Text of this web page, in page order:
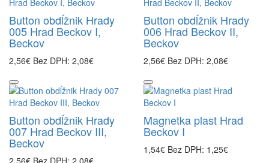
Button obdĺžnik Hrady
005 Hrad Beckov I,
Beckov
2,56€ Bez DPH: 2,08€
Button obdĺžnik Hrady
006 Hrad Beckov II,
Beckov
2,56€ Bez DPH: 2,08€
Button obdĺžnik Hrady
007 Hrad Beckov III,
Beckov
2,56€ Bez DPH: 2,08€
Magnetka plast Hrad
Beckov I
1,54€ Bez DPH: 1,25€